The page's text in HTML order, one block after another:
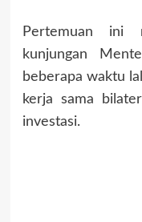
Pertemuan ini
kunjungan
beberapa waktu
kerja sama
investasi.